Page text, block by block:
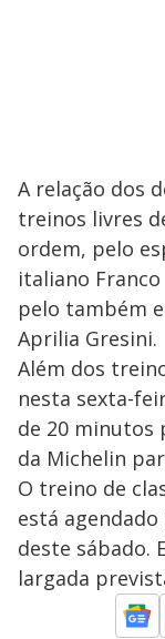
A relação dos
treinos livres
ordem, pelo
italiano Franco
pelo também
Aprilia Gresini.
Além dos
nesta sexta-
de 20 minutos
da Michelin
O treino de
está
deste sábado.
largada